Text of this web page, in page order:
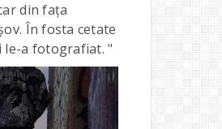
din fața
În fosta cetate
le-a fotografiat. "